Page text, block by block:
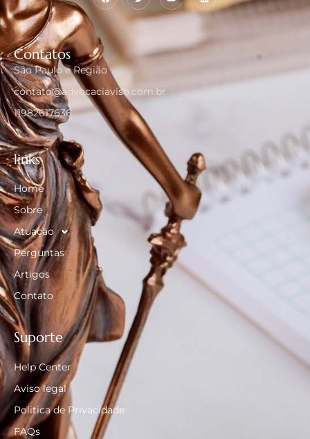
Contatos
São Paulo e Região
contato@advocaciaviso.com.br
11982617636
links
Home
Sobre
Atuação
Perguntas
Artigos
Contato
Suporte
Help Center
Aviso legal
Politica de Privacidade
FAQs